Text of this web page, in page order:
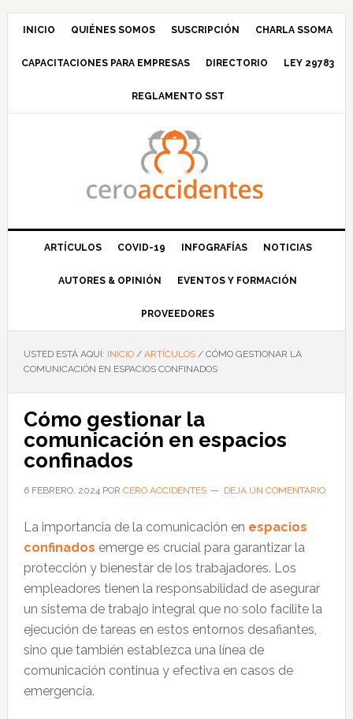
Saltar
navegación
Saltar
principal
Saltar
barra
principal
Saltar
INICIO QUIÉNES SOMOS SUSCRIPCIÓN CHARLA SSOMA
CAPACITACIONES PARA EMPRESAS DIRECTORIO LEY 29783
REGLAMENTO SST
ARTÍCULOS COVID-19 INFOGRAFÍAS NOTICIAS
AUTORES & OPINIÓN EVENTOS Y FORMACIÓN
PROVEEDORES
USTED ESTÁ AQUÍ: INICIO / ARTÍCULOS /CÓMO GESTIONAR LA
COMUNICACIÓN EN ESPACIOS CONFINADOS
Cómo gestionar la
comunicación en espacios
confinados
6 FEBRERO, 2024POR CERO ACCIDENTES DEJA UN COMENTARIO
La importancia de la comunicación en espacios
confinados emerge es crucial para garantizar la
protección y bienestar de los trabajadores. Los
empleadores tienen la responsabilidad de asegurar
un sistema de trabajo integral que no solo facilite la
ejecución de tareas en estos entornos desafiantes,
sino que también establezca una línea de
comunicación continua y efectiva en casos de
emergencia.